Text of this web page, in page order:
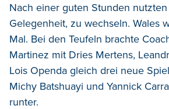
Nach einer guten Stunden
Gelegenheit, zu wechseln. Wales
Mal. Bei den Teufeln brachte
Martinez mit Dries Mertens,
Lois Openda gleich drei neue
Michy Batshuayi und Yannick
runter.